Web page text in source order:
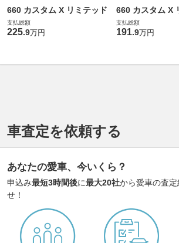
660 カスタム X リミテッド
支払総額
225.9万円
660 カスタム X
支払総額
191.9万円
車査定を依頼する
あなたの愛車、今いくら？
申込み最短3時間後に最大20社から愛車の査
せ！